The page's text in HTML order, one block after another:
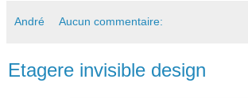
André Aucun commentaire:
Etagere invisible design